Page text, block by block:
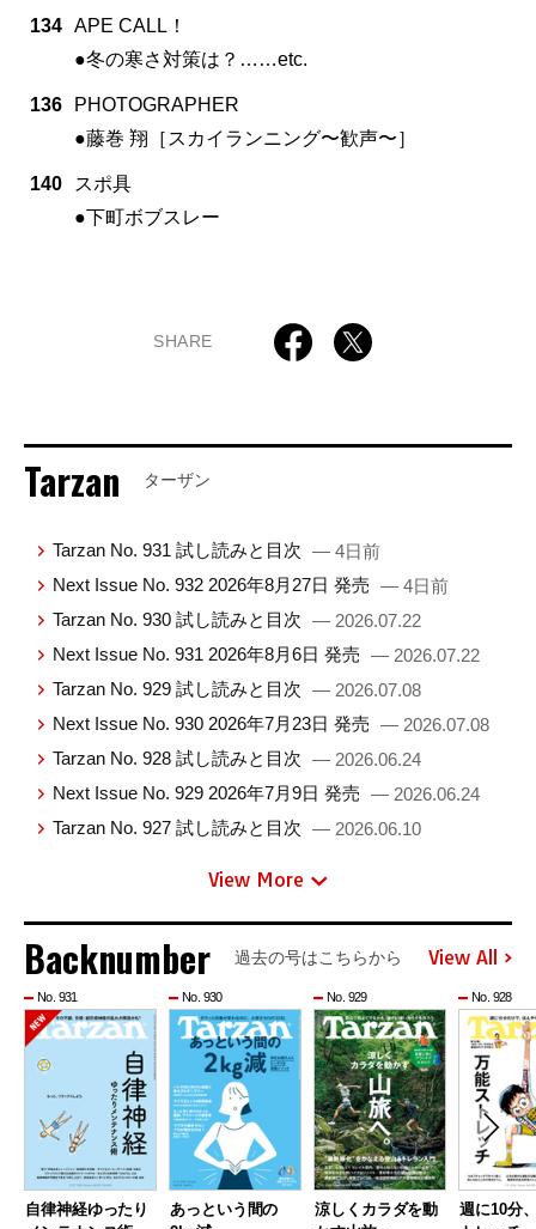
134 APE CALL！
●冬の寒さ対策は？……etc.
136
PHOTOGRAPHER
●藤巻 翔［スカイランニング〜歓声〜］
140
スポ具
●下町ボブスレー
SHARE
Tarzan ターザン
Tarzan No. 931 試し読みと目次 — 4日前
Next Issue No. 932 2026年8月27日 発売 — 4日前
Tarzan No. 930 試し読みと目次 — 2026.07.22
Next Issue No. 931 2026年8月6日 発売 — 2026.07.22
Tarzan No. 929 試し読みと目次 — 2026.07.08
Next Issue No. 930 2026年7月23日 発売 — 2026.07.08
Tarzan No. 928 試し読みと目次 — 2026.06.24
Next Issue No. 929 2026年7月9日 発売 — 2026.06.24
Tarzan No. 927 試し読みと目次 — 2026.06.10
View More
Backnumber 過去の号はこちらから View All
No. 931
自律神経ゆったり
No. 930
あっという間の
No. 929
涼しくカラダを動
No. 928
週に10分